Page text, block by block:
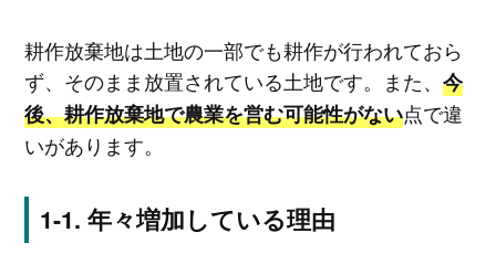
耕作放棄地は土地の一部でも耕作が行われておら
ず、そのまま放置されている土地です。また、 今
後、耕作放棄地で農業を営む可能性がない点で違
いがあります。
年々増加している理由